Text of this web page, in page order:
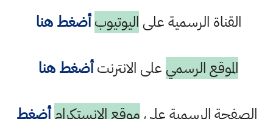
القناة الرسمية على اليوتيوب أضغط هنا
الموقع الرسمي على الانترنتأضغط هنا
الصفحة الرسمية على موقع الانستكرام أضغط